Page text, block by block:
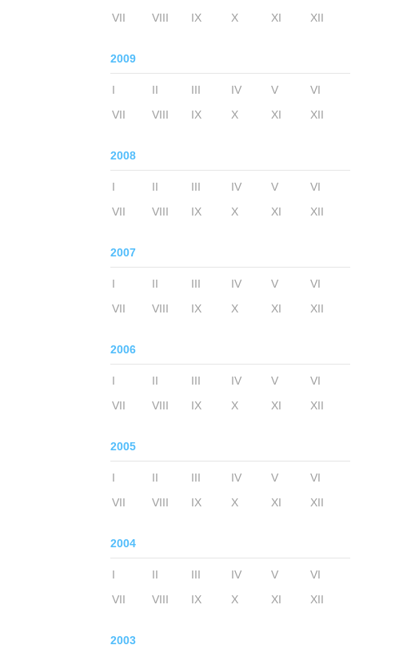
VII
VIII IX X XI XII
2009
I II III IV V
VI
VII
VIII IX X XI XII
2008
I II III IV V
VI
VII
VIII IX X XI XII
2007
I II III IV V
VI
VII
VIII IX X XI XII
2006
I II III IV V
VI
VII
VIII IX X XI XII
2005
I II III IV V
VI
VII
VIII IX X XI XII
2004
I II III IV V
VI
VII
VIII IX X XI XII
2003